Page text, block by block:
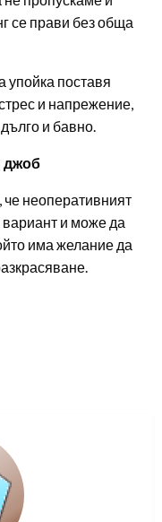
се прави без обща
упойка поставя
и напрежение,
и бавно.
джоб
неоперативният
и може да
има желание да